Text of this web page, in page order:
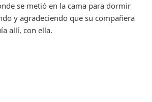
se metió en la cama para dormir
y agradeciendo que su compañera
allí, con ella.